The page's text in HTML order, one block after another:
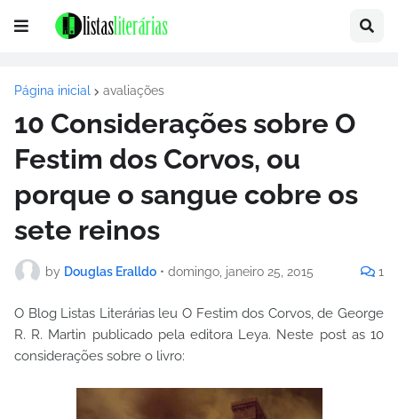
Página inicial avaliações
10 Considerações sobre O
Festim dos Corvos, ou
porque o sangue cobre os
sete reinos
by Douglas Eralldo • domingo, janeiro 25, 2015 1
O Blog Listas Literárias leu O Festim dos Corvos, de George
R. R. Martin publicado pela editora Leya. Neste post as 10
considerações sobre o livro: